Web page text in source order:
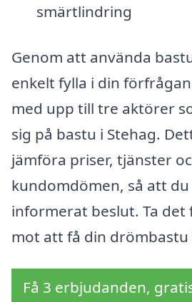
smärtlindring
Genom att använda
enkelt fylla i din
med upp till tre aktörer
sig på bastu i Stehag.
jämföra priser, tjänster
kundomdömen, så att
informerat beslut. Ta det
mot att få din drömbastu
Få 3 erbjudanden,